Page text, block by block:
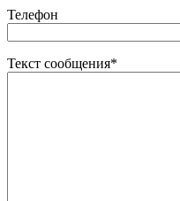
Телефон
Текст сообщения*